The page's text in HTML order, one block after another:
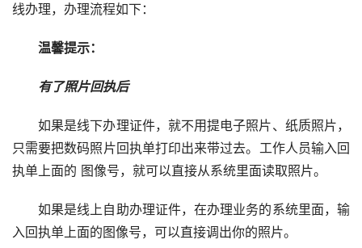
线办理，办理流程如下：
温馨提示：
有了照片回执后
如果是线下办理证件，就不用提电子照片、纸质照片，
只需要把数码照片回执单打印出来带过去。工作人员输入回
执单上面的 图像号，就可以直接从系统里面读取照片。
如果是线上自助办理证件，在办理业务的系统里面，输
入回执单上面的图像号，可以直接调出你的照片。